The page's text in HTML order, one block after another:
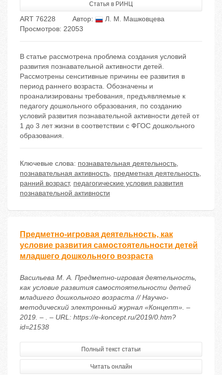
Статья в РИНЦ
ART 76228 Автор:
Л. М. Машковцева
Просмотров: 22053
В статье рассмотрена проблема создания условий
развития познавательной активности детей.
Рассмотрены сенситивные причины ее развития в
период раннего возраста. Обозначены и
проанализированы требования, предъявляемые к
педагогу дошкольного образования, по созданию
условий развития познавательной активности детей от
1 до 3 лет жизни в соответствии с ФГОС дошкольного
образования.
Ключевые слова: познавательная деятельность,
познавательная активность, предметная деятельность,
ранний возраст, педагогические условия развития
познавательной активности
Предметно-игровая деятельность, как
условие развития самостоятельности детей
младшего дошкольного возраста
Васильева М. А. Предметно-игровая деятельность,
как условие развития самостоятельности детей
младшего дошкольного возраста // Научно-
методический электронный журнал «Концепт». –
2019. – . – URL: https://e-koncept.ru/2019/0.htm?
id=21538
Полный текст статьи
Читать онлайн